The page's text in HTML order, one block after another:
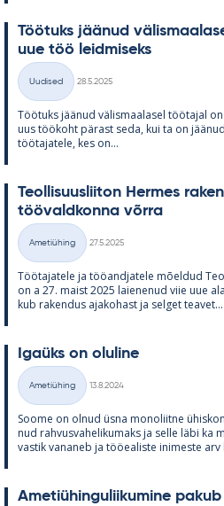
Töö­tuks jää­nud
uue töö leid­mi­seks
Kategooriad
Uudised
28.5.2025
Töö­tuks jää­nud vä­lis­maa­la­sel töö­ta­jal
uus töö­koht pä­rast seda, kui ta on
töö­ta­ja­tele, kes on...
Teol­li­suus­lii­ton Her­mes
töö­vald­konna võrra
Kategooriad
Ametiühing
27.5.2025
Töö­ta­ja­tele ja töö­and­ja­tele mõel­dud
on a 27. maist 2025 lai­e­ne­nud viie uue
kub ra­ken­dus aja­ko­hast ja sel­get tea­vet...
Igaüks on olu­line
Kategooriad
Ametiühing
13.8.2024
Soome on ol­nud üsna mo­no­liitne
nud rah­vus­va­he­li­ku­maks ja selle läbi ka
vas­tik va­na­neb ja töö­ea­liste ini­meste arv
Ame­tiü­hin­gu­lii­ku­mine